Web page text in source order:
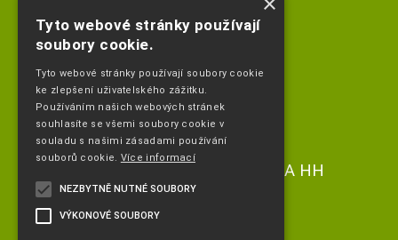
Nákupní košík
Obchodní podmínky
Odstoupeni od smlouvy
ESHOP PROVOZUJE
Ing. Hana Čejdíková POPLETA HH
+420 736773336
Tyto webové stránky používají
soubory cookie.
Tyto webové stránky používají soubory cookie
ke zlepšení uživatelského zážitku.
Používáním našich webových stránek
souhlasíte se všemi soubory cookie v
souladu s našimi zásadami používání
souborů cookie. Více informací
NEZBYTNĚ NUTNÉ SOUBORY
VÝKONOVÉ SOUBORY